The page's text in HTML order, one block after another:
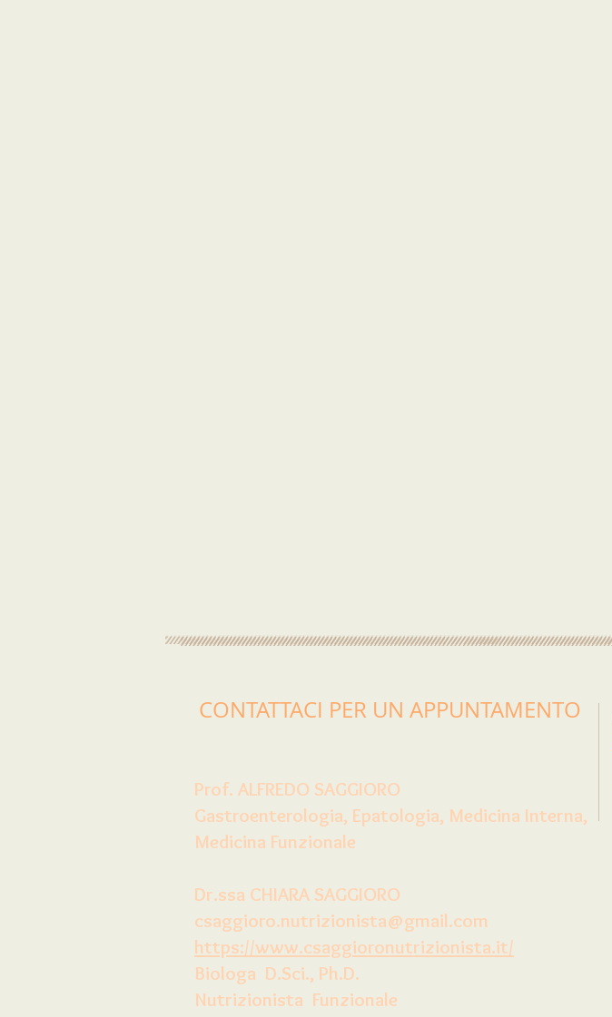
CONTATTACI PER UN APPUNTAMENTO
Prof. ALFREDO SAGGIORO
Gastroenterologia, Epatologia, Medicina Interna,
Medicina Funzionale
Dr.ssa CHIARA SAGGIORO
csaggioro.nutrizionista@gmail.com
https://www.csaggioronutrizionista.it/
Biologa D.Sci., Ph.D.
Nutrizionista Funzionale